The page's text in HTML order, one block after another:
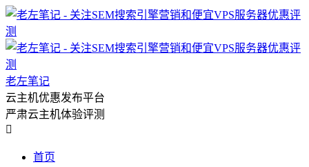
老左笔记
云主机优惠发布平台
严肃云主机体验评测

首页